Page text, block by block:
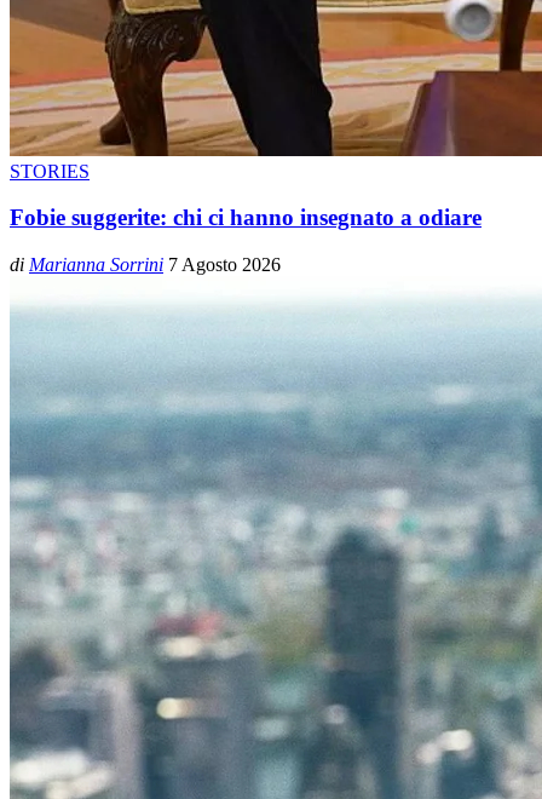
STORIES
Fobie suggerite: chi ci hanno insegnato a odiare
di Marianna Sorrini 7 Agosto 2026